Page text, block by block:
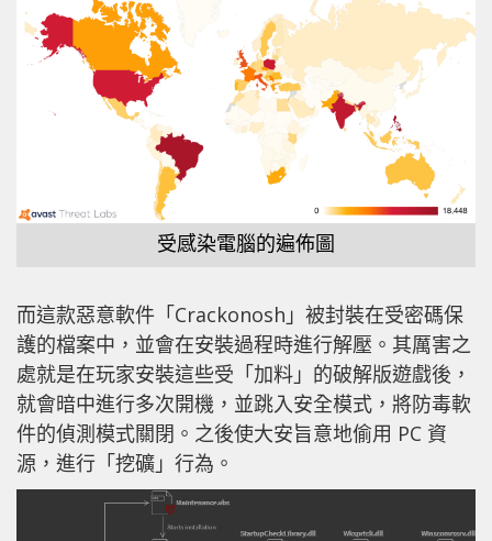
受感染電腦的遍佈圖
而這款惡意軟件「Crackonosh」被封裝在受密碼保
護的檔案中，並會在安裝過程時進行解壓。其厲害之
處就是在玩家安裝這些受「加料」的破解版遊戲後，
就會暗中進行多次開機，並跳入安全模式，將防毒軟
件的偵測模式關閉。之後使大安旨意地偷用 PC 資
源，進行「挖礦」行為。